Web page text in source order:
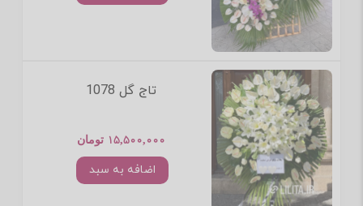
تاج گل 1078
15,500,000 تومان
اضافه به سبد